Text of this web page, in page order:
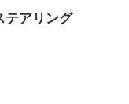
テアリング